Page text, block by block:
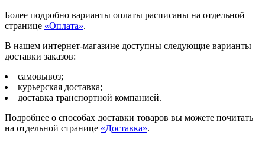
Более подробно варианты оплаты расписаны на отдельной
странице «Оплата».
В нашем интернет-магазине доступны следующие варианты
доставки заказов:
самовывоз;
курьерская доставка;
доставка транспортной компанией.
Подробнее о способах доставки товаров вы можете почитать
на отдельной странице «Доставка».